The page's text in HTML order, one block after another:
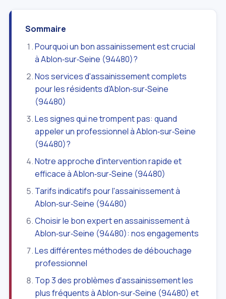
Sommaire
Pourquoi un bon assainissement est crucial
à Ablon‑sur‑Seine (94480)?
Nos services d'assainissement complets
pour les résidents d'Ablon‑sur‑Seine
(94480)
Les signes qui ne trompent pas: quand
appeler un professionnel à Ablon‑sur‑Seine
(94480)?
Notre approche d'intervention rapide et
efficace à Ablon‑sur‑Seine (94480)
Tarifs indicatifs pour l'assainissement à
Ablon‑sur‑Seine (94480)
Choisir le bon expert en assainissement à
Ablon‑sur‑Seine (94480): nos engagements
Les différentes méthodes de débouchage
professionnel
Top 3 des problèmes d'assainissement les
plus fréquents à Ablon‑sur‑Seine (94480) et